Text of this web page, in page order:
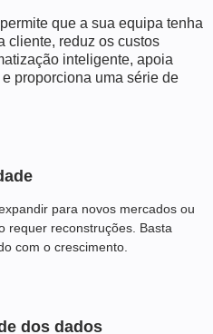
que a sua equipa tenha
cliente, reduz os custos
inteligente, apoia
proporciona uma série de
para novos mercados ou
requer reconstruções. Basta
com o crescimento.
dos dados